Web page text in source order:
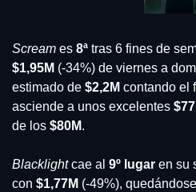
Scream es 8ª
$1,95M (-34%) de viernes a
estimado de $2,2M contando el
asciende a unos excelentes
de los $80M.
Blacklight cae al 9º lugar en su
con $1,77M (-49%),